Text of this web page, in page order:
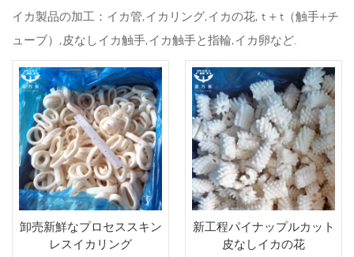
イカ製品の加工：イカ管,イカリング,イカの花, t + t（触手+チ
ューブ）,皮なしイカ触手,イカ触手と指輪,イカ卵など.
卸売新鮮なプロセススキン
レスイカリング
新工程パイナップルカット
皮なしイカの花